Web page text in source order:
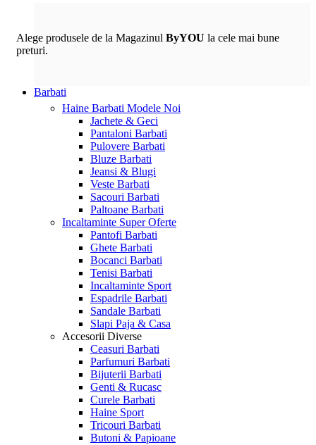
Alege produsele de la Magazinul ByYOU la cele mai bune
preturi.
Barbati
Haine Barbati Modele Noi
Jachete & Geci
Pantaloni Barbati
Pulovere Barbati
Bluze Barbati
Jeansi & Blugi
Veste Barbati
Sacouri Barbati
Paltoane Barbati
Incaltaminte Super Oferte
Pantofi Barbati
Ghete Barbati
Bocanci Barbati
Tenisi Barbati
Incaltaminte Sport
Espadrile Barbati
Sandale Barbati
Slapi Paja & Casa
Accesorii Diverse
Ceasuri Barbati
Parfumuri Barbati
Bijuterii Barbati
Genti & Rucasc
Curele Barbati
Haine Sport
Tricouri Barbati
Butoni & Papioane